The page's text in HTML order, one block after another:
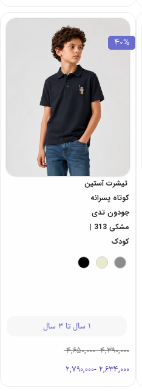
40%
تیشرت آستین
کوتاه پسرانه
جودون تدی
مشکی 313 |
کودک
1 سال تا 3 سال
4,390,000
-
4,650,000
2,634,000
-
2,790,000